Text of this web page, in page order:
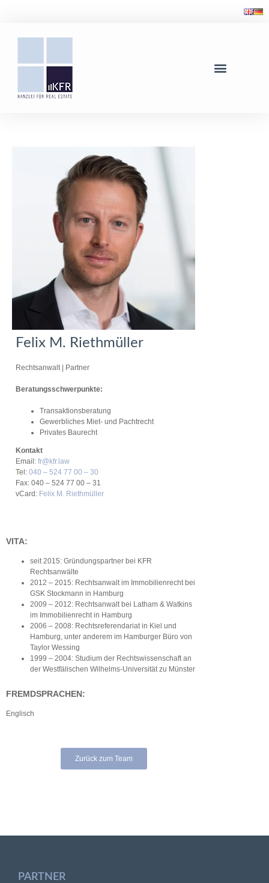
Felix M. Riethmüller
Rechtsanwalt Partner
Beratungsschwerpunkte:
Transaktionsberatung
Gewerbliches Miet- und Pachtrecht
Privates Baurecht
Kontakt
Email:fr@kfr.law
Tel:040 – 524 77 00 – 30
Fax: 040 – 524 77 00 – 31
vCard: Felix M. Riethmüller
VITA:
seit 2015: Gründungspartner bei KFR
Rechtsanwälte
2012 – 2015: Rechtsanwalt im Immobilienrecht bei
GSK Stockmann in Hamburg
2009 – 2012: Rechtsanwalt bei Latham & Watkins
im Immobilienrecht in Hamburg
2006 – 2008: Rechtsreferendariat in Kiel und
Hamburg, unter anderem im Hamburger Büro von
Taylor Wessing
1999 – 2004: Studium der Rechtswissenschaft an
der Westfälischen Wilhelms-Universität zu Münster
FREMDSPRACHEN:
Englisch
Zurück zum Team
PARTNER